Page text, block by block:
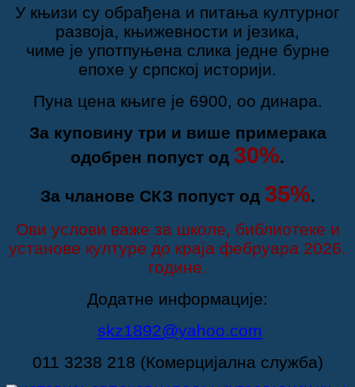
У књизи су обрађена и питања културног
развоја, књижевности и језика,
чиме је употпуњена слика једне бурне
епохе у српској историји.
Пуна цена књиге је 6900, оо динара.
За куповину три и више примерака
одобрен попуст од 30%.
За чланове СКЗ попуст од 35%.
Ови услови важе за школе, библиотеке и
установе културе до краја фебруара 2026.
године.
Додатне информације:
skz1892@yahoo.com
011 3238 218 (Комерцијална служба)